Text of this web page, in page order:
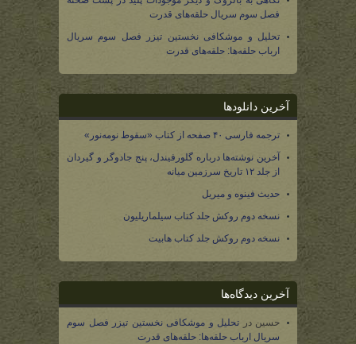
فصل سوم سریال حلقه‌های قدرت
تحلیل و موشکافی نخستین تیزر فصل سوم سریال
ارباب حلقه‌ها: حلقه‌های قدرت
آخرین دانلودها
ترجمه فارسی ۴۰ صفحه از کتاب «سقوط نومه‌نور»
آخرین نوشته‌ها درباره گلورفیندل، پنج جادوگر و گیردان
از جلد ۱۲ تاریخ سرزمین میانه
حدیث فینوه و میریل
نسخه دوم روکش جلد کتاب سیلماریلیون
نسخه دوم روکش جلد کتاب هابیت
آخرین دیدگاه‌ها
حسین در تحلیل و موشکافی نخستین تیزر فصل سوم
سریال ارباب حلقه‌ها: حلقه‌های قدرت